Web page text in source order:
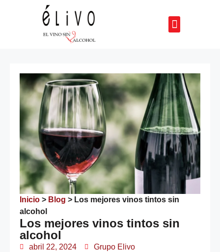
Inicio > Blog > Los mejores vinos tintos sin
alcohol
Los mejores vinos tintos sin
alcohol
abril 22, 2024
Grupo Elivo